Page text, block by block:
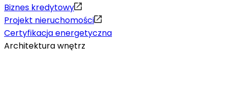
Biznes kredytowy
Projekt nieruchomości
Certyfikacja energetyczna
Architektura wnętrz